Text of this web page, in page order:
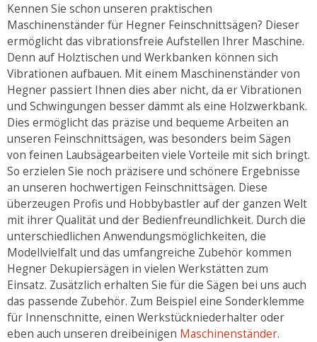
Kennen Sie schon unseren praktischen
Maschinenständer für Hegner Feinschnittsägen? Dieser
ermöglicht das vibrationsfreie Aufstellen Ihrer Maschine.
Denn auf Holztischen und Werkbanken können sich
Vibrationen aufbauen. Mit einem Maschinenständer von
Hegner passiert Ihnen dies aber nicht, da er Vibrationen
und Schwingungen besser dämmt als eine Holzwerkbank.
Dies ermöglicht das präzise und bequeme Arbeiten an
unseren Feinschnittsägen, was besonders beim Sägen
von feinen Laubsägearbeiten viele Vorteile mit sich bringt.
So erzielen Sie noch präzisere und schönere Ergebnisse
an unseren hochwertigen Feinschnittsägen. Diese
überzeugen Profis und Hobbybastler auf der ganzen Welt
mit ihrer Qualität und der Bedienfreundlichkeit. Durch die
unterschiedlichen Anwendungsmöglichkeiten, die
Modellvielfalt und das umfangreiche Zubehör kommen
Hegner Dekupiersägen in vielen Werkstätten zum
Einsatz. Zusätzlich erhalten Sie für die Sägen bei uns auch
das passende Zubehör. Zum Beispiel eine Sonderklemme
für Innenschnitte, einen Werkstückniederhalter oder
eben auch unseren dreibeinigen Maschinenständer.